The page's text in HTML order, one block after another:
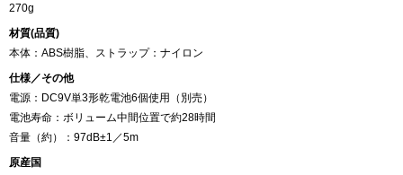
270g
材質(品質)
本体：ABS樹脂、ストラップ：ナイロン
仕様／その他
電源：DC9V単3形乾電池6個使用（別売）
電池寿命：ボリューム中間位置で約28時間
音量（約）：97dB±1／5m
原産国